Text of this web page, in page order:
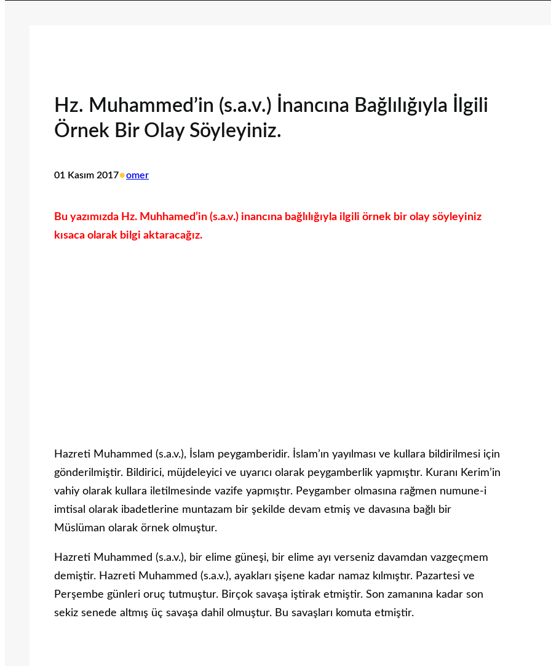
Hz. Muhammed’in (s.a.v.) İnancına Bağlılığıyla İlgili
Örnek Bir Olay Söyleyiniz.
01 Kasım 2017•omer
Bu yazımızda Hz. Muhhamed’in (s.a.v.) inancına bağlılığıyla ilgili örnek bir olay söyleyiniz
kısaca olarak bilgi aktaracağız.
Hazreti Muhammed (s.a.v.), İslam peygamberidir. İslam’ın yayılması ve kullara bildirilmesi için
gönderilmiştir. Bildirici, müjdeleyici ve uyarıcı olarak peygamberlik yapmıştır. Kuranı Kerim’in
vahiy olarak kullara iletilmesinde vazife yapmıştır. Peygamber olmasına rağmen numune-i
imtisal olarak ibadetlerine muntazam bir şekilde devam etmiş ve davasına bağlı bir
Müslüman olarak örnek olmuştur.
Hazreti Muhammed (s.a.v.), bir elime güneşi, bir elime ayı verseniz davamdan vazgeçmem
demiştir. Hazreti Muhammed (s.a.v.), ayakları şişene kadar namaz kılmıştır. Pazartesi ve
Perşembe günleri oruç tutmuştur. Birçok savaşa iştirak etmiştir. Son zamanına kadar son
sekiz senede altmış üç savaşa dahil olmuştur. Bu savaşları komuta etmiştir.